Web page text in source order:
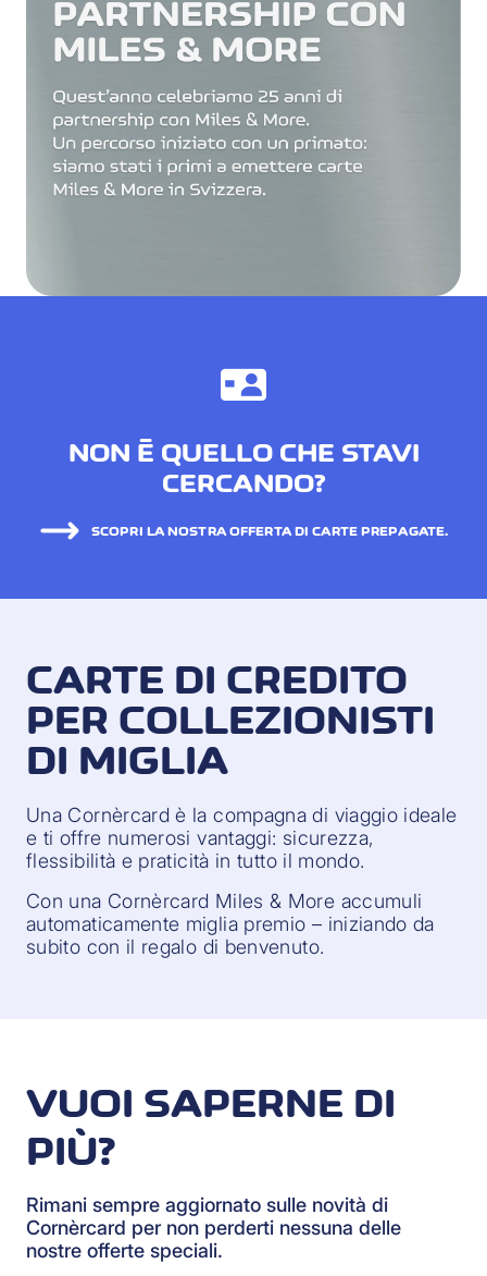
NON È QUELLO CHE STAVI
CERCANDO?
SCOPRI LA NOSTRA OFFERTA DI CARTE PREPAGATE.
CARTE DI CREDITO
PER COLLEZIONISTI
DI MIGLIA
Una Cornèrcard è la compagna di viaggio ideale
e ti offre numerosi vantaggi: sicurezza,
flessibilità e praticità in tutto il mondo.
Con una Cornèrcard Miles & More accumuli
automaticamente miglia premio – iniziando da
subito con il regalo di benvenuto.
VUOI SAPERNE DI
PIÙ?
Rimani sempre aggiornato sulle novità di
Cornèrcard per non perderti nessuna delle
nostre offerte speciali.